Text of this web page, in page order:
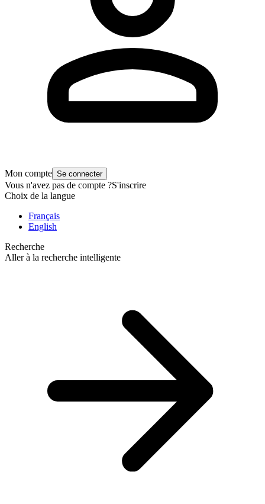
Mon compte Se connecter
Vous n'avez pas de compte ?S'inscrire
Choix de la langue
Français
English
Recherche
Aller à la recherche intelligente